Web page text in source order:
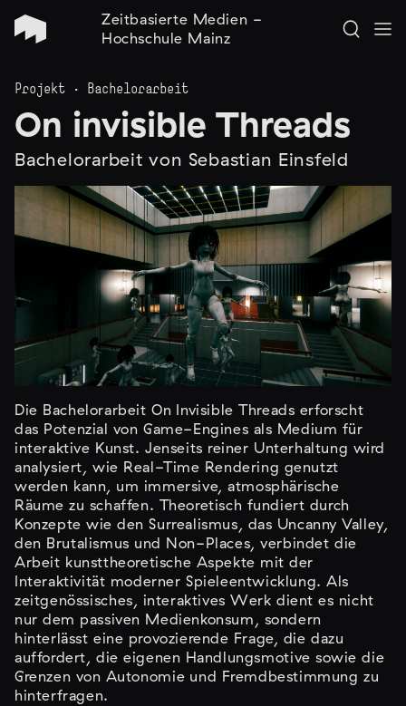
Zeitbasierte Medien -
Hochschule Mainz
Projekt · Bachelorarbeit
On invisible Threads
Bachelorarbeit von Sebastian Einsfeld
Die Bachelorarbeit On Invisible Threads erforscht
das Potenzial von Game-Engines als Medium für
interaktive Kunst. Jenseits reiner Unterhaltung wird
analysiert, wie Real-Time Rendering genutzt
werden kann, um immersive, atmosphärische
Räume zu schaffen. Theoretisch fundiert durch
Konzepte wie den Surrealismus, das Uncanny Valley,
den Brutalismus und Non-Places, verbindet die
Arbeit kunsttheoretische Aspekte mit der
Interaktivität moderner Spieleentwicklung. Als
zeitgenössisches, interaktives Werk dient es nicht
nur dem passiven Medienkonsum, sondern
hinterlässt eine provozierende Frage, die dazu
auffordert, die eigenen Handlungsmotive sowie die
Grenzen von Autonomie und Fremdbestimmung zu
hinterfragen.